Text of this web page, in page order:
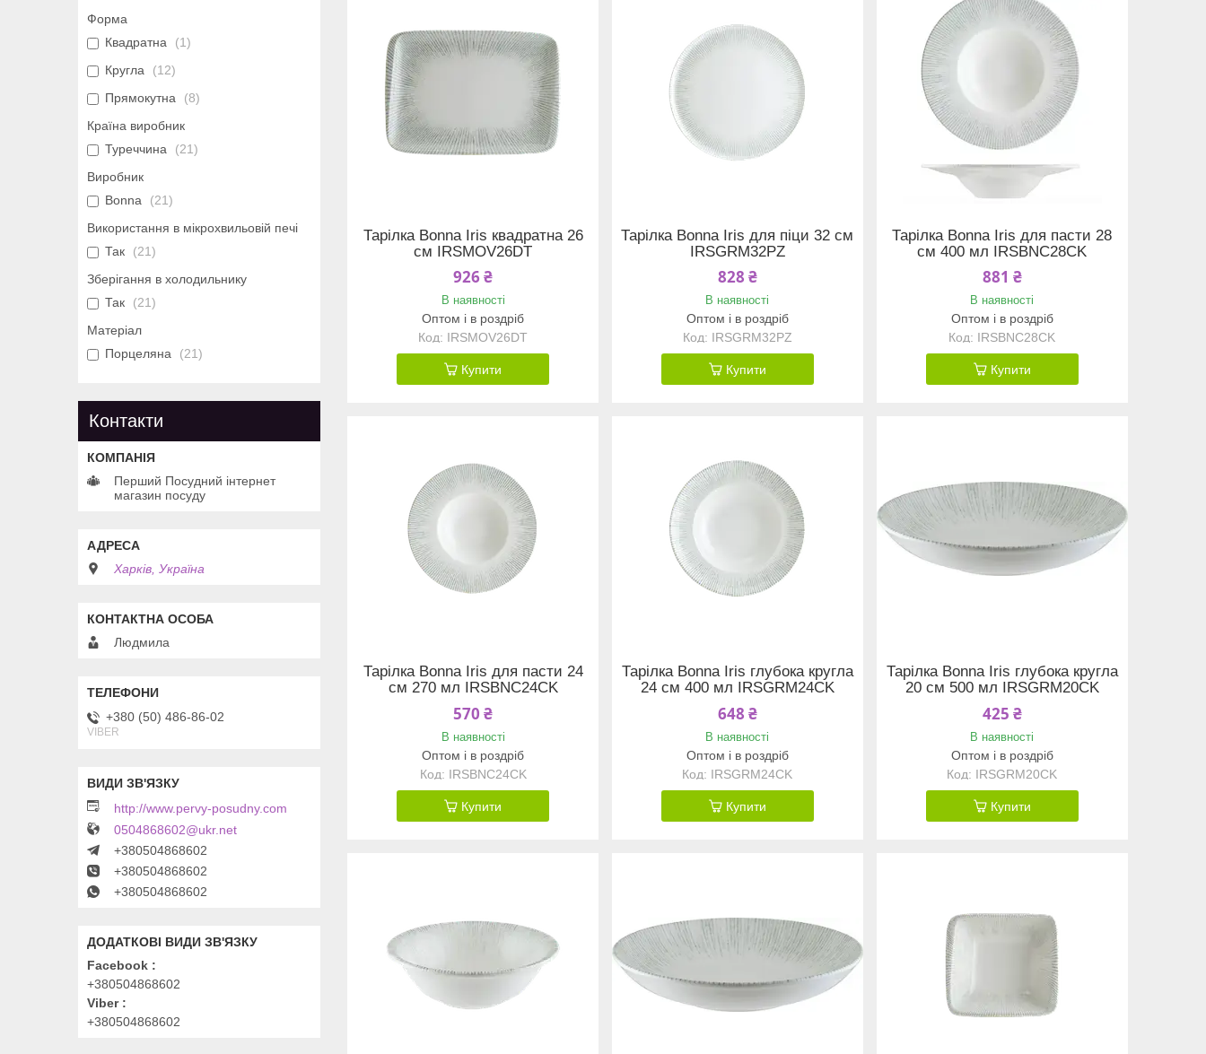
Тарілка Bonna Iris квадратна 26
см IRSMOV26DT
926 ₴
В наявності
Оптом і в роздріб
IRSMOV26DT
Купити
Тарілка Bonna Iris для піци 32 см
IRSGRM32PZ
828 ₴
В наявності
Оптом і в роздріб
IRSGRM32PZ
Купити
Тарілка Bonna Iris для пасти 28
см 400 мл IRSBNC28CK
881 ₴
В наявності
Оптом і в роздріб
IRSBNC28CK
Купити
Тарілка Bonna Iris для пасти 24
см 270 мл IRSBNC24CK
570 ₴
В наявності
Оптом і в роздріб
IRSBNC24CK
Купити
Тарілка Bonna Iris глубока кругла
24 см 400 мл IRSGRM24CK
648 ₴
В наявності
Оптом і в роздріб
IRSGRM24CK
Купити
Тарілка Bonna Iris глубока кругла
20 см 500 мл IRSGRM20CK
425 ₴
В наявності
Оптом і в роздріб
IRSGRM20CK
Купити
Форма
Квадратна
1
Кругла
12
Прямокутна
8
Країна виробник
Туреччина
21
Виробник
Bonna
21
Використання в мікрохвильовій печі
Так
21
Зберігання в холодильнику
Так
21
Матеріал
Порцеляна
21
Контакти
Перший Посудний інтернет
магазин посуду
Харків, Україна
Людмила
+380 (50) 486-86-02
VIBER
http://www.pervy-posudny.com
0504868602@ukr.net
+380504868602
+380504868602
+380504868602
Facebook
+380504868602
Viber
+380504868602